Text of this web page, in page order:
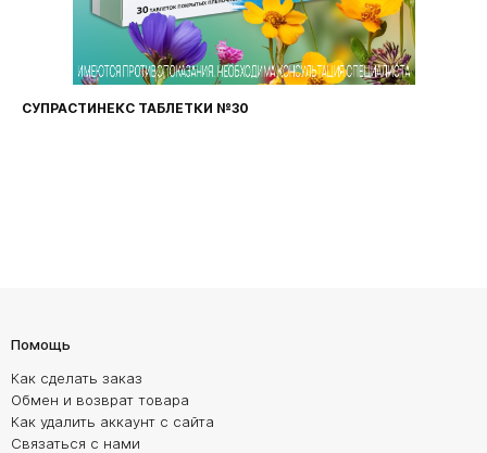
ФАРИНГОСЕПТ ТАБЛЕТКИ №20
Помощь
Как сделать заказ
Обмен и возврат товара
Как удалить аккаунт с сайта
Связаться с нами